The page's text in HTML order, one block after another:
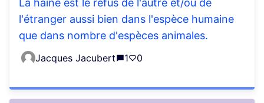
La haine est le refus de l'autre et/ou de
l'étranger aussi bien dans l'espèce humaine
que dans nombre d'espèces animales.
Jacques Jacubert 1 0